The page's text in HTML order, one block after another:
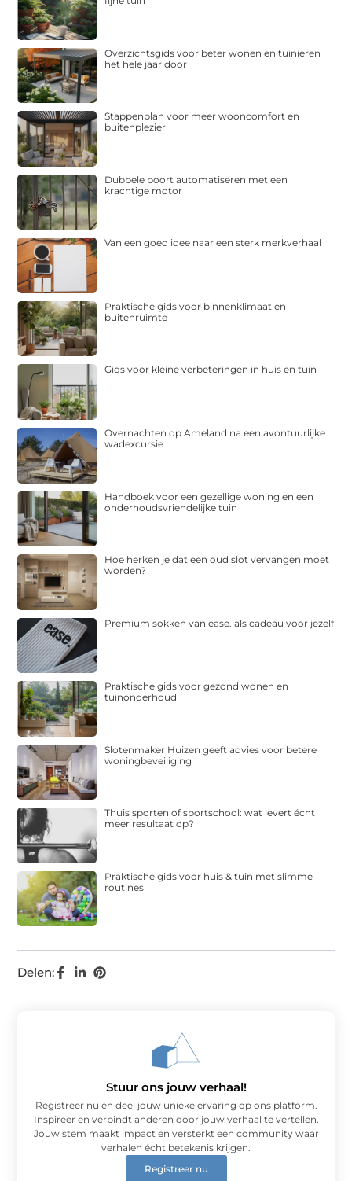
Delen:
Overzichtsgids voor beter wonen en tuinieren
het hele jaar door
Stappenplan voor meer wooncomfort en
buitenplezier
Dubbele poort automatiseren met een
krachtige motor
Van een goed idee naar een sterk merkverhaal
Praktische gids voor binnenklimaat en
buitenruimte
Gids voor kleine verbeteringen in huis en tuin
Overnachten op Ameland na een avontuurlijke
wadexcursie
Handboek voor een gezellige woning en een
onderhoudsvriendelijke tuin
Hoe herken je dat een oud slot vervangen moet
worden?
Premium sokken van ease. als cadeau voor jezelf
Praktische gids voor gezond wonen en
tuinonderhoud
Slotenmaker Huizen geeft advies voor betere
woningbeveiliging
Thuis sporten of sportschool: wat levert écht
meer resultaat op?
Praktische gids voor huis & tuin met slimme
routines
Stuur ons jouw verhaal!
Registreer nu en deel jouw unieke ervaring op ons platform.
Inspireer en verbindt anderen door jouw verhaal te vertellen.
Jouw stem maakt impact en versterkt een community waar
verhalen écht betekenis krijgen.
Registreer nu